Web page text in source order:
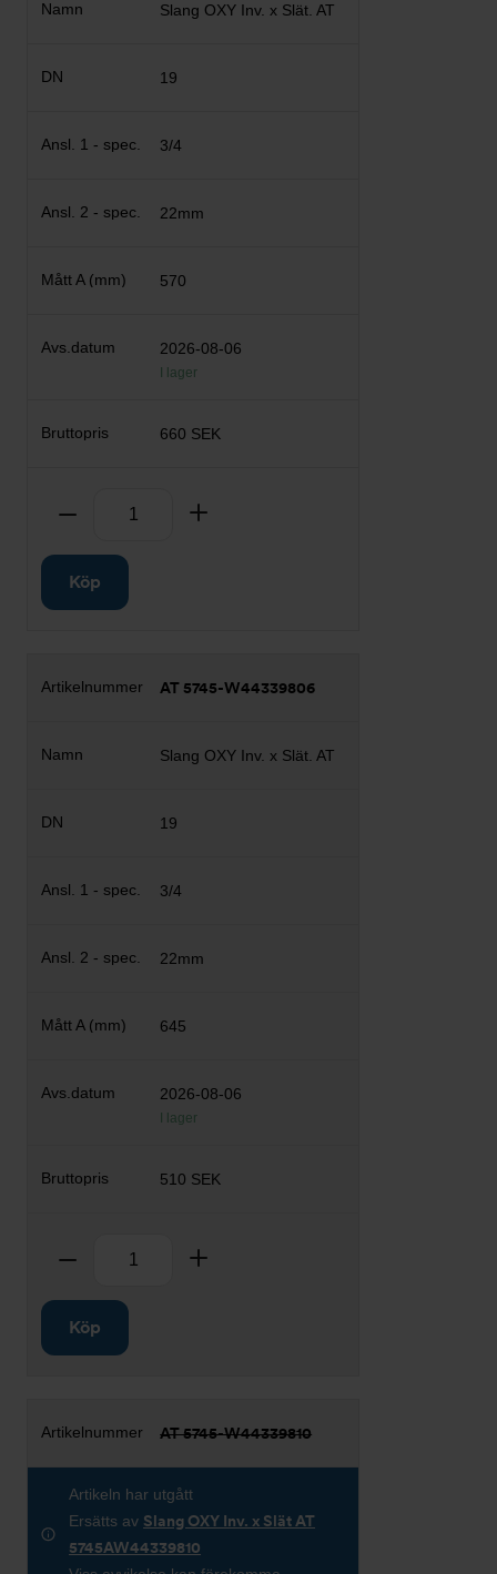
Slang OXY Inv. x Slät. AT
19
3/4
22mm
570
2026-08-06
I lager
660 SEK
Ta bort
Köp
AT 5745-W44339806
Slang OXY Inv. x Slät. AT
19
3/4
22mm
645
2026-08-06
I lager
510 SEK
Ta bort
Köp
AT 5745-W44339810
Artikeln har utgått
Ersätts av Slang OXY Inv. x Slät AT
5745AW44339810